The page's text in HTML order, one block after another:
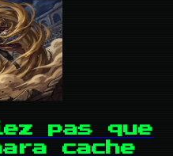
pas que
cache